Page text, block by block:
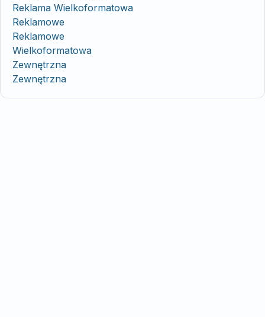
Reklama Wielkoformatowa
Reklamowe
Reklamowe
Wielkoformatowa
Zewnętrzna
Zewnętrzna